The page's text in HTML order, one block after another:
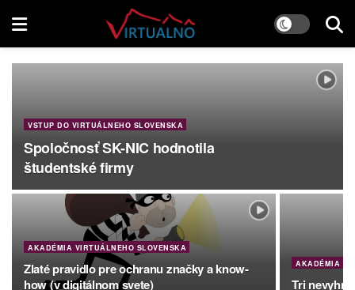
VSTUP DO VIRTUÁLNEHO SLOVENSKA
Spoločnosť SK-NIC hodnotila
študentské firmy
AKADÉMIA VIRTUÁLNEHO SLOVENSKA
Zlaté pravidlo pre ochranu značky a know-
how (v digitálnom svete)
AKADÉMIA
Tri